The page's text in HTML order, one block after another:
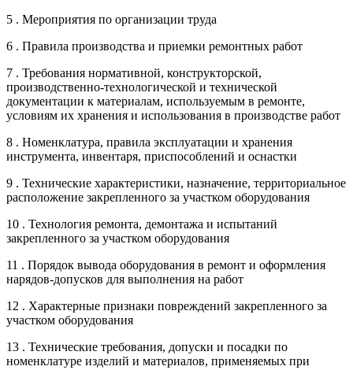
5 . Мероприятия по организации труда
6 . Правила производства и приемки ремонтных работ
7 . Требования нормативной, конструкторской,
производственно-технологической и технической
документации к материалам, используемым в ремонте,
условиям их хранения и использования в производстве работ
8 . Номенклатура, правила эксплуатации и хранения
инструмента, инвентаря, приспособлений и оснастки
9 . Технические характеристики, назначение, территориальное
расположение закрепленного за участком оборудования
10 . Технология ремонта, демонтажа и испытаний
закрепленного за участком оборудования
11 . Порядок вывода оборудования в ремонт и оформления
нарядов-допусков для выполнения на работ
12 . Характерные признаки повреждений закрепленного за
участком оборудования
13 . Технические требования, допуски и посадки по
номенклатуре изделий и материалов, применяемых при